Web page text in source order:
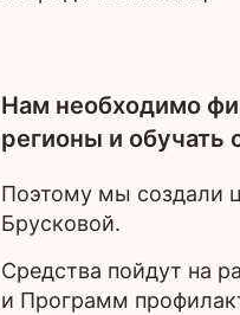
Нам необходимо
регионы и обучать
Поэтому мы создали
Брусковой.
Средства пойдут на
и Программ